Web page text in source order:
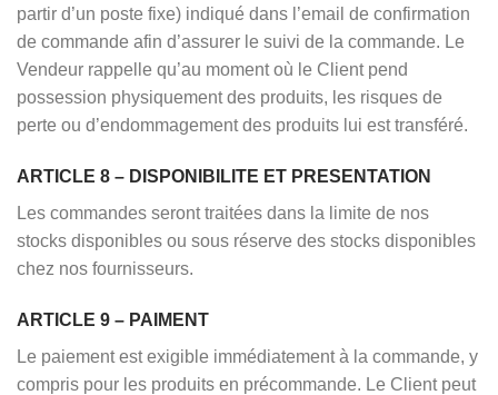
partir d’un poste fixe) indiqué dans l’email de confirmation
de commande afin d’assurer le suivi de la commande. Le
Vendeur rappelle qu’au moment où le Client pend
possession physiquement des produits, les risques de
perte ou d’endommagement des produits lui est transféré.
ARTICLE 8 – DISPONIBILITE ET PRESENTATION
Les commandes seront traitées dans la limite de nos
stocks disponibles ou sous réserve des stocks disponibles
chez nos fournisseurs.
ARTICLE 9 – PAIMENT
Le paiement est exigible immédiatement à la commande, y
compris pour les produits en précommande. Le Client peut